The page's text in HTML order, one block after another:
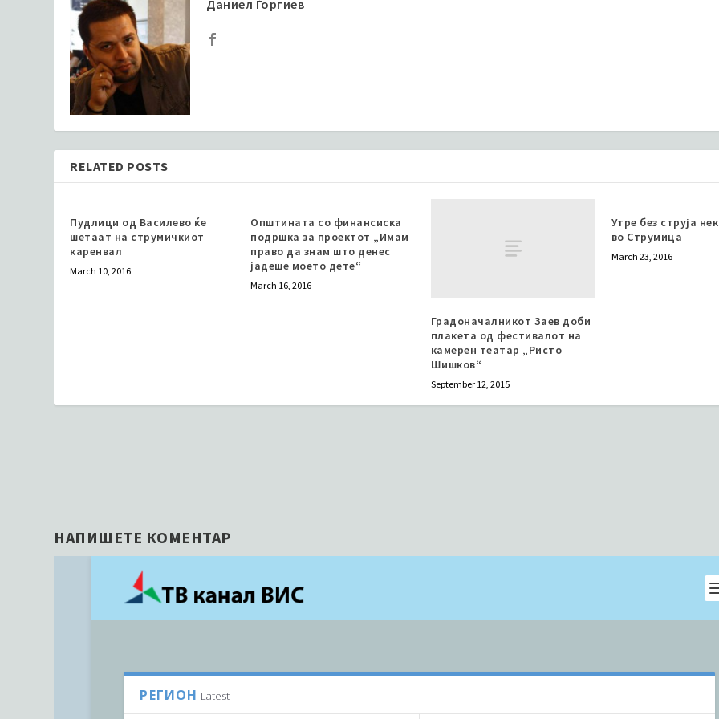
Даниел Ѓоргиев
RELATED POSTS
Пудлици од Василево ќе
шетаат на струмичкиот
каренвал
March 10, 2016
Општината со финансиска
подршка за проектот „Имам
право да знам што денес
јадеше моето дете“
March 16, 2016
Градоначалникот Заев доби
плакета од фестивалот на
камерен театар „Ристо
Шишков“
September 12, 2015
Утре без струја
во Струмица
March 23, 2016
НАПИШЕТЕ КОМЕНТАР